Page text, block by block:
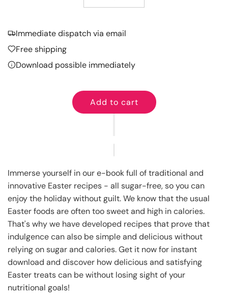
Immediate dispatch via email
Free shipping
Download possible immediately
Add to cart
l
d
i
n
g
.
.
.
Immerse yourself in our e-book full of traditional and
innovative Easter recipes - all sugar-free, so you can
enjoy the holiday without guilt. We know that the usual
Easter foods are often too sweet and high in calories.
That's why we have developed recipes that prove that
indulgence can also be simple and delicious without
relying on sugar and calories. Get it now for instant
download and discover how delicious and satisfying
Easter treats can be without losing sight of your
nutritional goals!